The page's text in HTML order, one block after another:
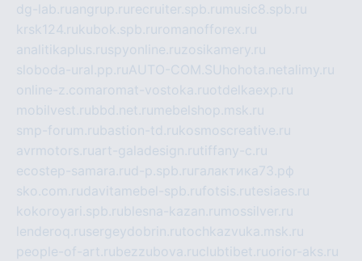
dg-lab.ruangrup.ru recruiter.spb.ru music8.spb.ru
krsk124.rukubok.spb.ru romanofforex.ru
analitikaplus.ruspyonline.ruzosikamery.ru
sloboda-ural.pp.ruAUTO-COM.SU hohota.netalimy.ru
online-z.comaromat-vostoka.ruotdelkaexp.ru
mobilvest.rubbd.net.ru mebelshop.msk.ru
smp-forum.rubastion-td.rukosmoscreative.ru
avrmotors.ruart-galadesign.rutiffany-c.ru
ecostep-samara.rud-p.spb.ru галактика73.рф
sko.com.rudavitamebel-spb.rufotsis.rutesiaes.ru
kokoroyari.spb.rublesna-kazan.ru mossilver.ru
lenderoq.rusergeydobrin.rutochkazvuka.msk.ru
people-of-art.rubezzubova.ruclubtibet.ruorior-aks.ru